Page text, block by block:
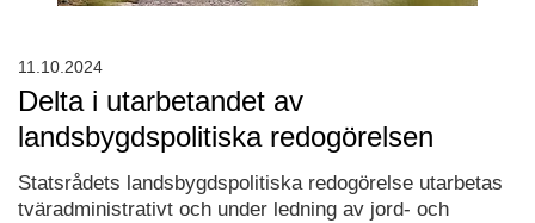
Delta i utarbetandet av
landsbygdspolitiska redogörelsen
Statsrådets landsbygdspolitiska redogörelse utarbetas
tväradministrativt och under ledning av jord- och
11.10.2024